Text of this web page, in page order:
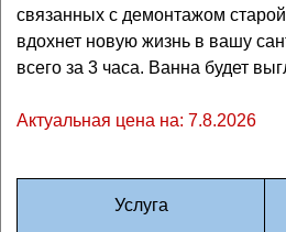
связанных с демонтажом
вдохнет новую жизнь в вашу
всего за 3 часа. Ванна будет
Актуальная цена на: 7.8.2026
Услуга